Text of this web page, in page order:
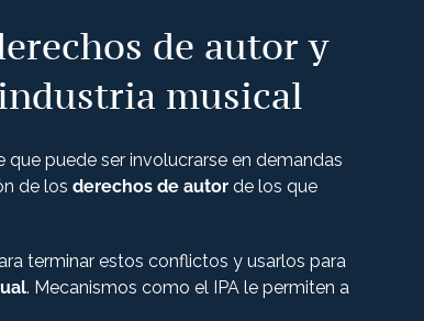
de autor y
musical
puede ser involucrarse en demandas
de los derechos de autor de los que
terminar estos conflictos y usarlos para
. Mecanismos como el IPA le permiten a